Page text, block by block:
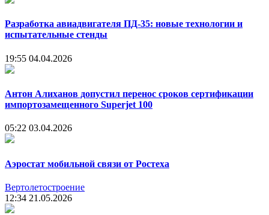
Разработка авиадвигателя ПД-35: новые технологии и
испытательные стенды
19:55 04.04.2026
Антон Алиханов допустил перенос сроков сертификации
импортозамещенного Superjet 100
05:22 03.04.2026
Аэростат мобильной связи от Ростеха
Вертолетостроение
12:34 21.05.2026